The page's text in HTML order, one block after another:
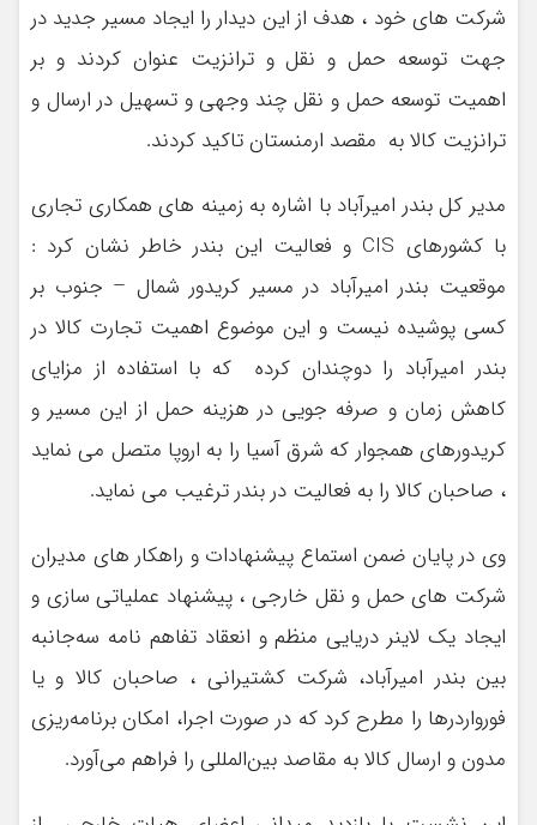
شرکت های خود ، هدف از این دیدار را ایجاد مسیر جدید در
جهت توسعه حمل و نقل و ترانزیت عنوان کردند و بر
اهمیت توسعه حمل و نقل چند وجهی و تسهیل در ارسال و
ترانزیت کالا به مقصد ارمنستان تاکید کردند.
مدیر کل بندر امیرآباد با اشاره به زمینه های همکاری تجاری
با کشورهای CIS و فعالیت این بندر خاطر نشان کرد :
موقعیت بندر امیرآباد در مسیر کریدور شمال – جنوب بر
کسی پوشیده نیست و این موضوع اهمیت تجارت کالا در
بندر امیرآباد را دوچندان کرده که با استفاده از مزایای
کاهش زمان و صرفه جویی در هزینه حمل از این مسیر و
کریدورهای همجوار که شرق آسیا را به اروپا متصل می نماید
، صاحبان کالا را به فعالیت در بندر ترغیب می نماید.
وی در پایان ضمن استماع پیشنهادات و راهکار های مدیران
شرکت های حمل و نقل خارجی ، پیشنهاد عملیاتی ‌سازی و
ایجاد یک لاینر دریایی منظم و انعقاد تفاهم نامه سه‌جانبه
بین بندر امیرآباد، شرکت کشتیرانی ، صاحبان کالا و یا
فورواردرها را مطرح کرد که در صورت اجرا، امکان برنامه‌ریزی
مدون و ارسال کالا به مقاصد بین‌المللی را فراهم می‌آورد.